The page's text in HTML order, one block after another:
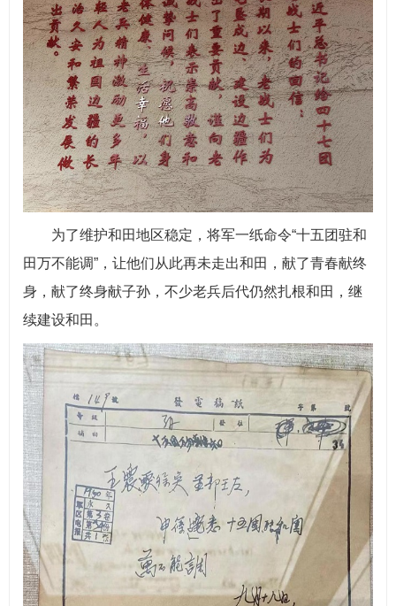
为了维护和田地区稳定，将军一纸命令“十五团驻和
田万不能调”，让他们从此再未走出和田，献了青春献终
身，献了终身献子孙，不少老兵后代仍然扎根和田，继
续建设和田。